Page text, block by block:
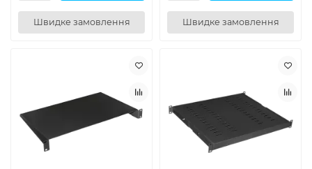
Швидке замовлення Швидке замовлення